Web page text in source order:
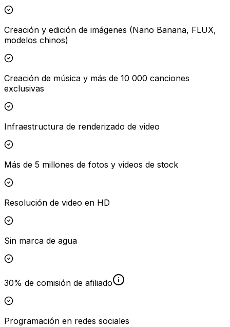
Creación y edición de imágenes (Nano Banana, FLUX,
modelos chinos)
Creación de música y más de 10 000 canciones
exclusivas
Infraestructura de renderizado de video
Más de 5 millones de fotos y videos de stock
Resolución de video en HD
Sin marca de agua
30% de comisión de afiliado
Programación en redes sociales